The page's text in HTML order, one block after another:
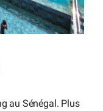
au Sénégal. Plus